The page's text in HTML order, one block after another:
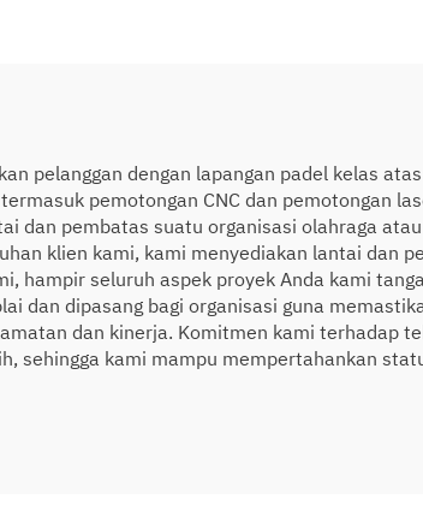
pelanggan dengan lapangan padel kelas
pemotongan CNC dan pemotongan
dan pembatas suatu organisasi olahraga
klien kami, kami menyediakan lantai dan
hampir seluruh aspek proyek Anda kami
dan dipasang bagi organisasi guna
dan kinerja. Komitmen kami terhadap
sehingga kami mampu mempertahankan